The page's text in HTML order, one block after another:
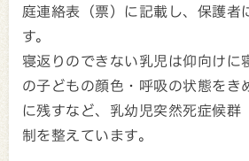
庭連絡表（票）に記載し、保護者
す。
寝返りのできない乳児は仰向けに
の子どもの顔色・呼吸の状態をき
に残すなど、乳幼児突然死症候群
制を整えています。